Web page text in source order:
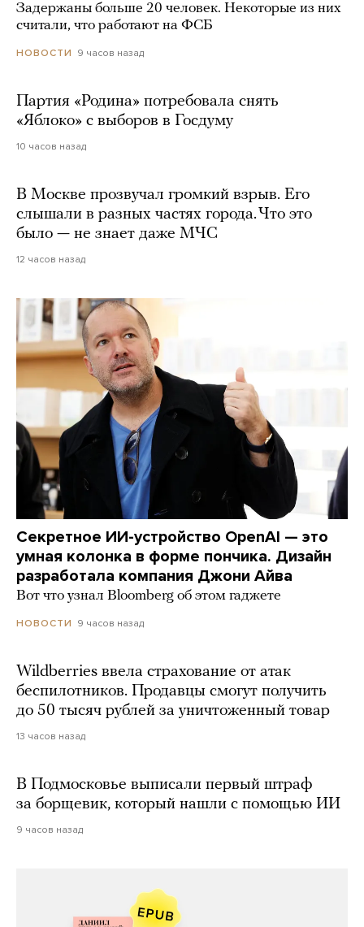
Задержаны больше 20 человек. Некоторые из них
считали, что работают на ФСБ
НОВОСТИ 9 часов назад
Партия «Родина» потребовала снять
«Яблоко» с выборов в Госдуму
10 часов назад
В Москве прозвучал громкий взрыв. Его
слышали в разных частях города. Что это
было — не знает даже МЧС
12 часов назад
Секретное ИИ-устройство OpenAI — это
умная колонка в форме пончика. Дизайн
разработала компания Джони Айва
Вот что узнал Bloomberg об этом гаджете
НОВОСТИ 9 часов назад
Wildberries ввела страхование от атак
беспилотников. Продавцы смогут получить
до 50 тысяч рублей за уничтоженный товар
13 часов назад
В Подмосковье выписали первый штраф
за борщевик, который нашли с помощью ИИ
9 часов назад